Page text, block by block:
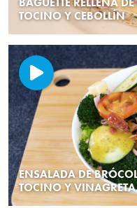
TOCINO Y CEBOLLÍN
ENSALADA DE
TOCINO Y